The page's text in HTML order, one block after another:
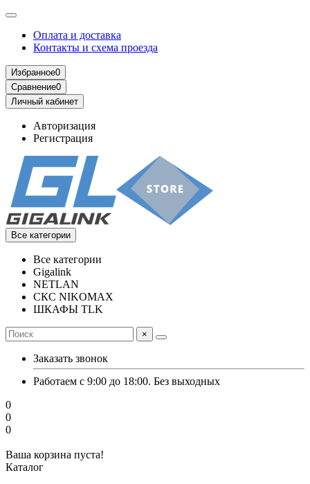
Оплата и доставка
Контакты и схема проезда
Избранное0
Сравнение0
Личный кабинет
Авторизация
Регистрация
Все категории
Все категории
Gigalink
NETLAN
СКС NIKOMAX
ШКАФЫ TLK
×
Заказать звонок
Работаем с 9:00 до 18:00. Без выходных
0
0
0
Ваша корзина пуста!
Каталог